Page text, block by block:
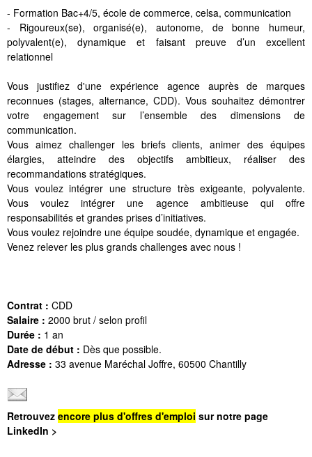
- Formation Bac+4/5, école de commerce, celsa, communication
- Rigoureux(se), organisé(e), autonome, de bonne humeur,
polyvalent(e), dynamique et faisant preuve d’un excellent
relationnel
Vous justifiez d'une expérience agence auprès de marques
reconnues (stages, alternance, CDD). Vous souhaitez démontrer
votre engagement sur l’ensemble des dimensions de
communication.
Vous aimez challenger les briefs clients, animer des équipes
élargies, atteindre des objectifs ambitieux, réaliser des
recommandations stratégiques.
Vous voulez intégrer une structure très exigeante, polyvalente.
Vous voulez intégrer une agence ambitieuse qui offre
responsabilités et grandes prises d’initiatives.
Vous voulez rejoindre une équipe soudée, dynamique et engagée.
Venez relever les plus grands challenges avec nous !
Contrat : CDD
Salaire : 2000 brut / selon profil
Durée : 1 an
Date de début : Dès que possible.
Adresse : 33 avenue Maréchal Joffre, 60500 Chantilly
Retrouvez encore plus d'offres d'emploi sur notre page
LinkedIn >